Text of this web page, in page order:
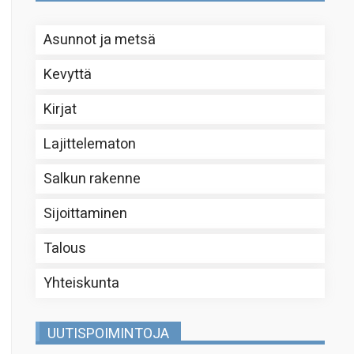
Asunnot ja metsä
Kevyttä
Kirjat
Lajittelematon
Salkun rakenne
Sijoittaminen
Talous
Yhteiskunta
UUTISPOIMINTOJA